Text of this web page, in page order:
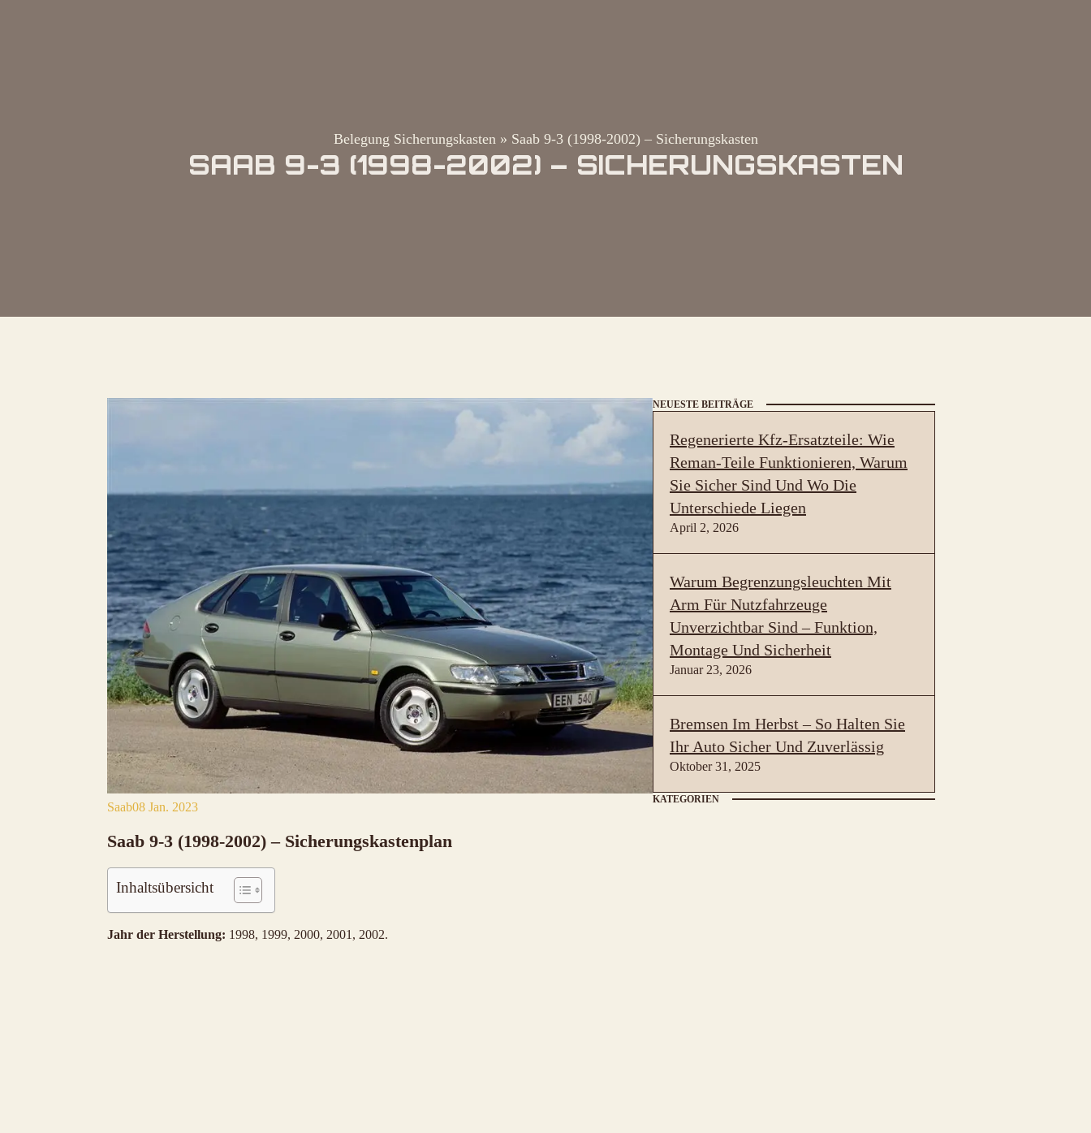
Belegung Sicherungskasten » Saab 9-3 (1998-2002) – Sicherungskasten
SAAB 9-3 (1998-2002) – SICHERUNGSKASTEN
Saab08 Jan. 2023
Saab 9-3 (1998-2002) – Sicherungskastenplan
Inhaltsübersicht
Jahr der Herstellung: 1998, 1999, 2000, 2001, 2002.
NEUESTE BEITRÄGE
Regenerierte Kfz-Ersatzteile: Wie
Reman-Teile Funktionieren, Warum
Sie Sicher Sind Und Wo Die
Unterschiede Liegen
April 2, 2026
Warum Begrenzungsleuchten Mit
Arm Für Nutzfahrzeuge
Unverzichtbar Sind – Funktion,
Montage Und Sicherheit
Januar 23, 2026
Bremsen Im Herbst – So Halten Sie
Ihr Auto Sicher Und Zuverlässig
Oktober 31, 2025
KATEGORIEN